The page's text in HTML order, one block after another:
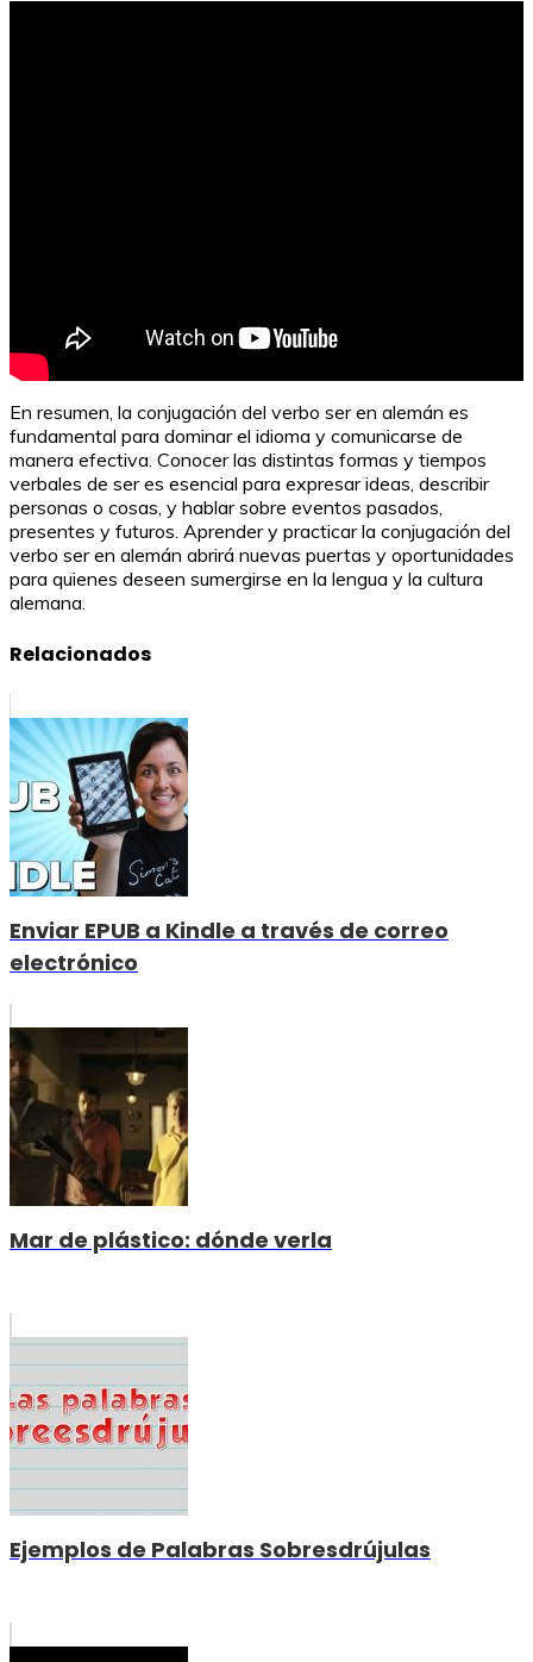
En resumen, la conjugación del verbo ser en alemán es
fundamental para dominar el idioma y comunicarse de
manera efectiva. Conocer las distintas formas y tiempos
verbales de ser es esencial para expresar ideas, describir
personas o cosas, y hablar sobre eventos pasados,
presentes y futuros. Aprender y practicar la conjugación del
verbo ser en alemán abrirá nuevas puertas y oportunidades
para quienes deseen sumergirse en la lengua y la cultura
alemana.
Relacionados
Enviar EPUB a Kindle a través de correo
electrónico
Mar de plástico: dónde verla
Ejemplos de Palabras Sobresdrújulas